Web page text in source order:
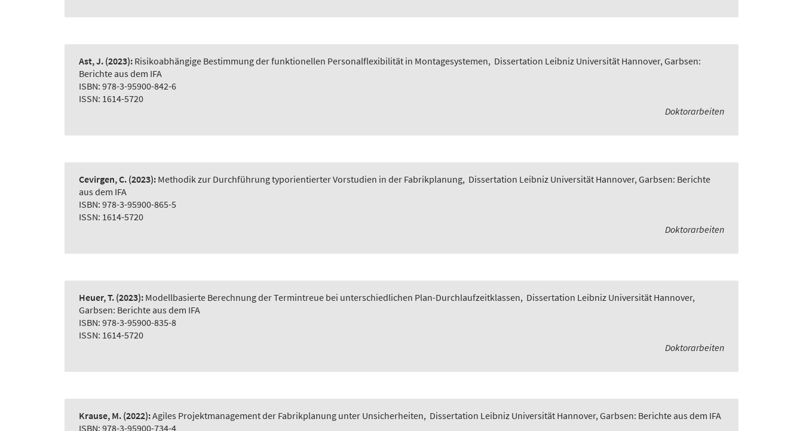
Ast, J. (2023): Risikoabhängige Bestimmung der funktionellen Personalflexibilität in Montagesystemen, Dissertation Leibniz Universität Hannover, Garbsen:
Berichte aus dem IFA
ISBN: 978-3-95900-842-6
ISSN: 1614-5720
Doktorarbeiten
Cevirgen, C. (2023): Methodik zur Durchführung typorientierter Vorstudien in der Fabrikplanung, Dissertation Leibniz Universität Hannover, Garbsen: Berichte
aus dem IFA
ISBN: 978-3-95900-865-5
ISSN: 1614-5720
Doktorarbeiten
Heuer, T. (2023): Modellbasierte Berechnung der Termintreue bei unterschiedlichen Plan-Durchlaufzeitklassen, Dissertation Leibniz Universität Hannover,
Garbsen: Berichte aus dem IFA
ISBN: 978-3-95900-835-8
ISSN: 1614-5720
Doktorarbeiten
Krause, M. (2022):Agiles Projektmanagement der Fabrikplanung unter Unsicherheiten, Dissertation Leibniz Universität Hannover, Garbsen: Berichte aus dem IFA
ISBN: 978-3-95900-734-4